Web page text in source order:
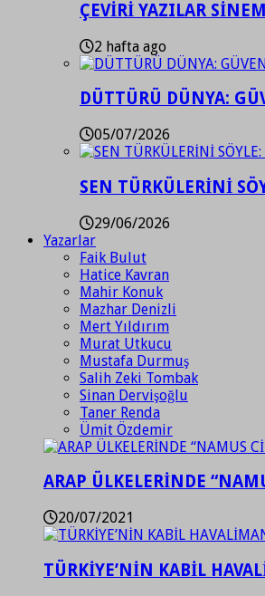
ÇEVİRİ YAZILAR
2 hafta ago
DÜTTÜRÜ DÜNYA:
05/07/2026
SEN TÜRKÜLERİNİ
29/06/2026
Yazarlar
Faik Bulut
Hatice Kavran
Mahir Konuk
Mazhar Denizli
Mert Yıldırım
Murat Utkucu
Mustafa Durmuş
Salih Zeki Tombak
Sinan Dervişoğlu
Taner Renda
Ümit Özdemir
ARAP ÜLKELERİNDE
20/07/2021
TÜRKİYE’NİN KABİL